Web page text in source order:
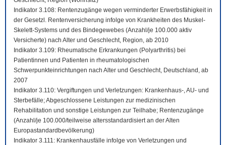
Indikator 3.108: Rentenzugänge wegen verminderter Erwerbsfähigkeit in
der Gesetzl. Rentenversicherung infolge von Krankheiten des Muskel-
Skelett-Systems und des Bindegewebes (Anzahl/je 100.000 aktiv
Versicherte) nach Alter und Geschlecht, Region, ab 2010
Indikator 3.109: Rheumatische Erkrankungen (Polyarthritis) bei
Patientinnen und Patienten in rheumatologischen
Schwerpunkteinrichtungen nach Alter und Geschlecht, Deutschland, ab
2007
Indikator 3.110: Vergiftungen und Verletzungen: Krankenhaus-, AU- und
Sterbefälle; Abgeschlossene Leistungen zur medizinischen
Rehabilitation und sonstige Leistungen zur Teilhabe; Rentenzugänge
(Anzahl/je 100.000/teilweise altersstandardisiert an der Alten
Europastandardbevölkerung)
Indikator 3.111: Krankenhausfälle infolge von Verletzungen und